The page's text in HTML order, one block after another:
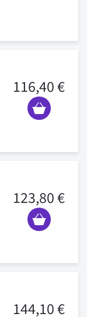
116,40 €
123,80 €
144,10 €